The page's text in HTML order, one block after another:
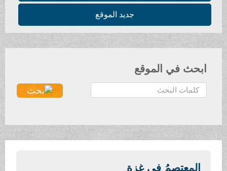
جديد الموقع
ابحث في الموقع
ح
ث
المعتصمُ في غزة